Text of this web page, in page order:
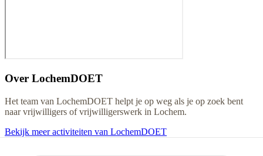
Over LochemDOET
Het team van LochemDOET helpt je op weg als je op zoek bent
naar vrijwilligers of vrijwilligerswerk in Lochem.
Bekijk meer activiteiten van LochemDOET